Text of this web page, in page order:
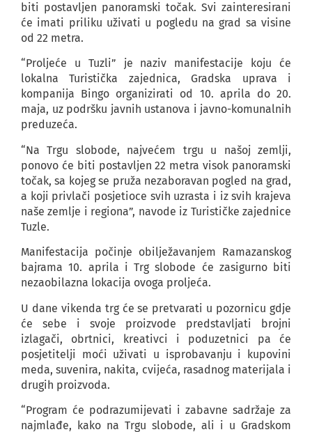
biti postavljen panoramski točak. Svi zainteresirani
će imati priliku uživati u pogledu na grad sa visine
od 22 metra.
“Proljeće u Tuzli” je naziv manifestacije koju će
lokalna Turistička zajednica, Gradska uprava i
kompanija Bingo organizirati od 10. aprila do 20.
maja, uz podršku javnih ustanova i javno-komunalnih
preduzeća.
“Na Trgu slobode, najvećem trgu u našoj zemlji,
ponovo će biti postavljen 22 metra visok panoramski
točak, sa kojeg se pruža nezaboravan pogled na grad,
a koji privlači posjetioce svih uzrasta i iz svih krajeva
naše zemlje i regiona”, navode iz Turističke zajednice
Tuzle.
Manifestacija počinje obilježavanjem Ramazanskog
bajrama 10. aprila i Trg slobode će zasigurno biti
nezaobilazna lokacija ovoga proljeća.
U dane vikenda trg će se pretvarati u pozornicu gdje
će sebe i svoje proizvode predstavljati brojni
izlagači, obrtnici, kreativci i poduzetnici pa će
posjetitelji moći uživati u isprobavanju i kupovini
meda, suvenira, nakita, cvijeća, rasadnog materijala i
drugih proizvoda.
“Program će podrazumijevati i zabavne sadržaje za
najmlađe, kako na Trgu slobode, ali i u Gradskom